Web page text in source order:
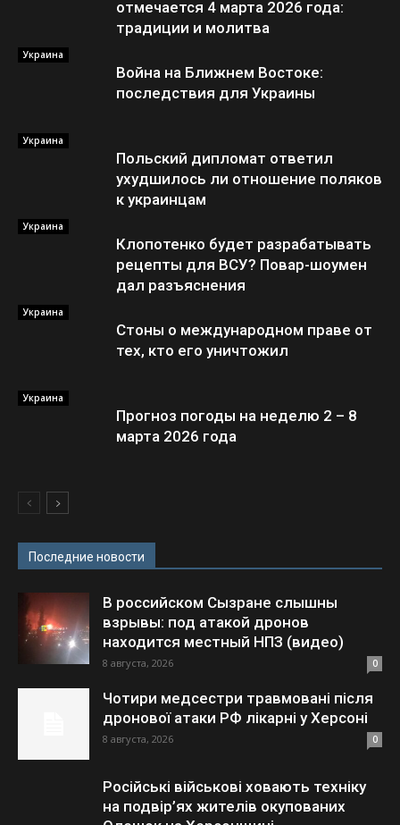
отмечается 4 марта 2026 года:
традиции и молитва
Украина
Война на Ближнем Востоке:
последствия для Украины
Украина
Польский дипломат ответил
ухудшилось ли отношение поляков
к украинцам
Украина
Клопотенко будет разрабатывать
рецепты для ВСУ? Повар-шоумен
дал разъяснения
Украина
Стоны о международном праве от
тех, кто его уничтожил
Украина
Прогноз погоды на неделю 2 – 8
марта 2026 года
Последние новости
В российском Сызране слышны
взрывы: под атакой дронов
находится местный НПЗ (видео)
8 августа, 2026 0
Чотири медсестри травмовані після
дронової атаки РФ лікарні у Херсоні
8 августа, 2026 0
Російські військові ховають техніку
на подвір’ях жителів окупованих